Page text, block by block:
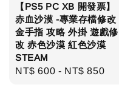
【PS5 PC XB 開發票】
赤血沙漠 -專業存檔修改
金手指 攻略 外掛 遊戲修
改 赤色沙漠 紅色沙漠
STEAM
Regular
NT$ 600 - NT$ 850